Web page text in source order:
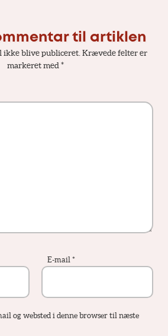
til artiklen
ikke blive publiceret. Krævede felter er
markeret med*
E-mail *
og websted i denne browser til næste